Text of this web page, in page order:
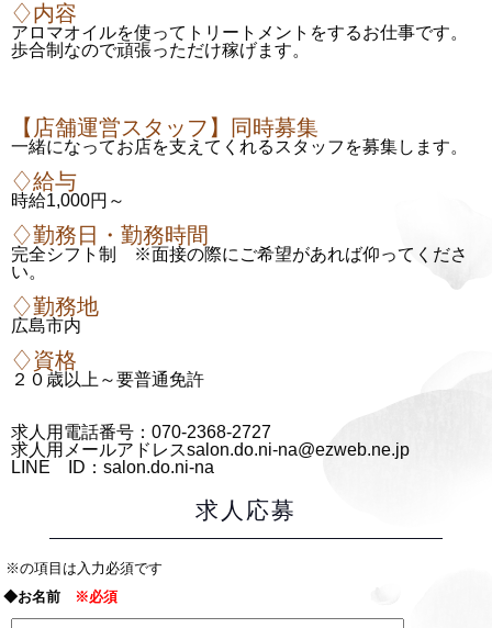
♢内容
アロマオイルを使ってトリートメントをするお仕事です。
歩合制なので頑張っただけ稼げます。
【店舗運営スタッフ】同時募集
一緒になってお店を支えてくれるスタッフを募集します。
♢給与
時給1,000円～
♢勤務日・勤務時間
完全シフト制 ※面接の際にご希望があれば仰ってくださ
い。
♢勤務地
広島市内
♢資格
２０歳以上～要普通免許
求人用電話番号：070-2368-2727
求人用メールアドレスsalon.do.ni-na@ezweb.ne.jp
LINE ID：salon.do.ni-na
求人応募
※の項目は入力必須です
◆お名前
※必須